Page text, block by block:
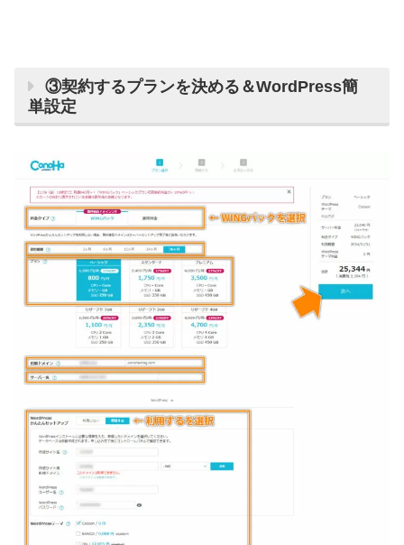
③契約するプランを決める＆WordPress簡
単設定